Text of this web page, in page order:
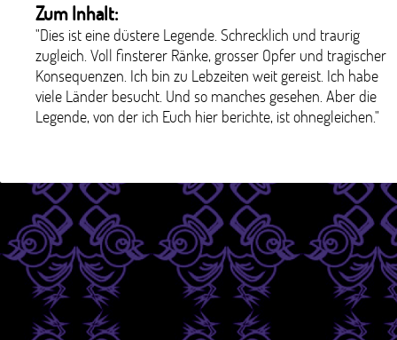
Zum Inhalt:
"Dies ist eine düstere Legende. Schrecklich und traurig
zugleich. Voll finsterer Ränke, grosser Opfer und tragischer
Konsequenzen. Ich bin zu Lebzeiten weit gereist. Ich habe
viele Länder besucht. Und so manches gesehen. Aber die
Legende, von der ich Euch hier berichte, ist ohnegleichen."